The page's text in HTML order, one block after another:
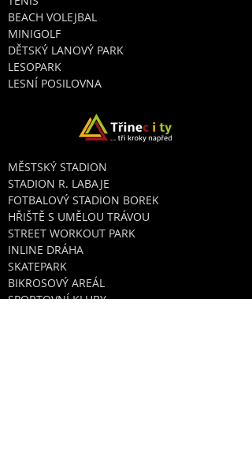
BEACH VOLEJBAL
MINIGOLF
DĚTSKÝ LANOVÝ PARK
LESOPARK
LESNÍ POSILOVNA
MĚSTSKÝ STADION
STADION R. LABAJE
FOTBALOVÝ STADION BOREK
HŘIŠTĚ S UMĚLOU TRÁVOU
STREET WORKOUT PARK
INLINE DRÁHA
SKATEPARK
BIKROSOVÝ AREÁL
SPORTOVNÍ KLUBY